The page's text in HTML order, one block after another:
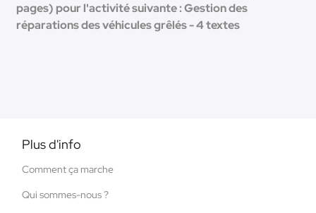
pages) pour l'activité suivante : Gestion des
réparations des véhicules grêlés - 4 textes
Plus d'info
Comment ça marche
Qui sommes-nous ?